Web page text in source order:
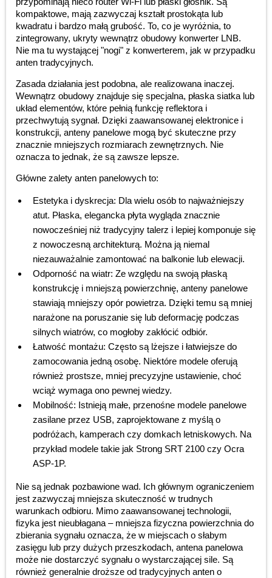
kompaktowe, mają zazwyczaj kształt prostokąta lub
kwadratu i bardzo małą grubość. To, co je wyróżnia, to
zintegrowany, ukryty wewnątrz obudowy konwerter LNB.
Nie ma tu wystającej "nogi" z konwerterem, jak w przypadku
anten tradycyjnych.
Zasada działania jest podobna, ale realizowana inaczej.
Wewnątrz obudowy znajduje się specjalna, płaska siatka lub
układ elementów, które pełnią funkcję reflektora i
przechwytują sygnał. Dzięki zaawansowanej elektronice i
konstrukcji, anteny panelowe mogą być skuteczne przy
znacznie mniejszych rozmiarach zewnętrznych. Nie
oznacza to jednak, że są zawsze lepsze.
Główne zalety anten panelowych to:
Estetyka i dyskrecja: Dla wielu osób to najważniejszy
atut. Płaska, elegancka płyta wygląda znacznie
nowocześniej niż tradycyjny talerz i lepiej komponuje się
z nowoczesną architekturą. Można ją niemal
niezauważalnie zamontować na balkonie lub elewacji.
Odporność na wiatr: Ze względu na swoją płaską
konstrukcję i mniejszą powierzchnię, anteny panelowe
stawiają mniejszy opór powietrza. Dzięki temu są mniej
narażone na poruszanie się lub deformację podczas
silnych wiatrów, co mogłoby zakłócić odbiór.
Łatwość montażu: Często są lżejsze i łatwiejsze do
zamocowania jedną osobę. Niektóre modele oferują
również prostsze, mniej precyzyjne ustawienie, choć
wciąż wymaga ono pewnej wiedzy.
Mobilność: Istnieją małe, przenośne modele panelowe
zasilane przez USB, zaprojektowane z myślą o
podróżach, kamperach czy domkach letniskowych. Na
przykład modele takie jak Strong SRT 2100 czy Ocra
ASP-1P.
Nie są jednak pozbawione wad. Ich głównym ograniczeniem
jest zazwyczaj mniejsza skuteczność w trudnych
warunkach odbioru. Mimo zaawansowanej technologii,
fizyka jest nieubłagana – mniejsza fizyczna powierzchnia do
zbierania sygnału oznacza, że w miejscach o słabym
zasięgu lub przy dużych przeszkodach, antena panelowa
może nie dostarczyć sygnału o wystarczającej sile. Są
również generalnie droższe od tradycyjnych anten o